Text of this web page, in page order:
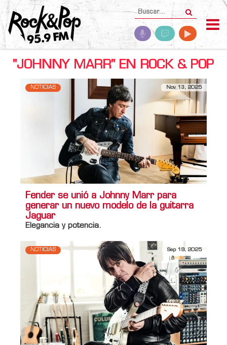
"JOHNNY MARR" EN ROCK & POP
NOTICIAS Nov 13, 2025
Fender se unió a Johnny Marr para
generar un nuevo modelo de la guitarra
Jaguar
Elegancia y potencia.
NOTICIAS Sep 19, 2025